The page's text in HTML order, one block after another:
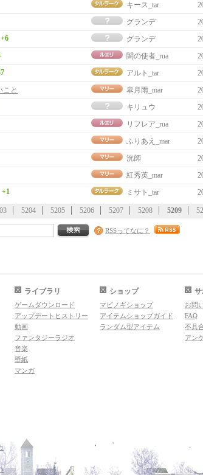
キース_tar
グランデ
+6 グランデ
闇の使者_rua
アルト_tar
こと
皐月雨_mar
キリュウ
リフレア_rua
ふりあえ_mar
洸師
紅秀英_mar
+1 ミサト_tar
5204 5205 5206 5207 5208 5209
RSSってなに？
ライブラリ
ゲームダウンロード
アップデートヒストリー
動画
ファンタジーラジオ
音楽
壁紙
マンガ
ショップ
マビノギショップ
アイテムショップガイド
ランダム型アイテム
サ
お問
FAQ
不具
アン